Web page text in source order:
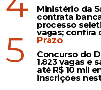
Ministério da
contrata
processo
vagas; confira
5 Prazo
Concurso do
1.823 vagas e
até R$ 10 mil
inscrições